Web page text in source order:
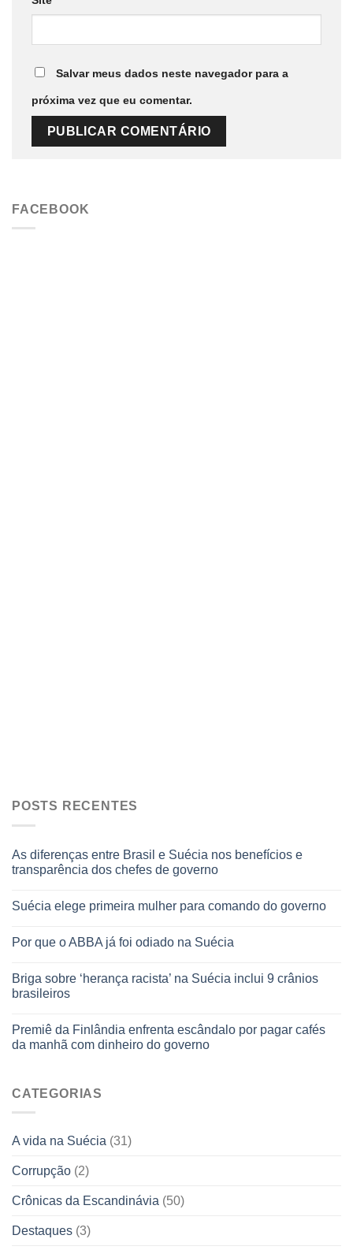
Salvar meus dados neste navegador para a
próxima vez que eu comentar.
FACEBOOK
POSTS RECENTES
As diferenças entre Brasil e Suécia nos benefícios e
transparência dos chefes de governo
Suécia elege primeira mulher para comando do governo
Por que o ABBA já foi odiado na Suécia
Briga sobre ‘herança racista’ na Suécia inclui 9 crânios
brasileiros
Premiê da Finlândia enfrenta escândalo por pagar cafés
da manhã com dinheiro do governo
CATEGORIAS
A vida na Suécia (31)
Corrupção (2)
Crônicas da Escandinávia (50)
Destaques (3)